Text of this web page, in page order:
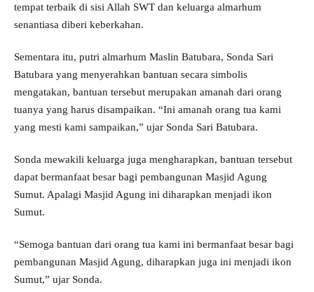
tempat terbaik di sisi Allah SWT dan keluarga almarhum
senantiasa diberi keberkahan.
Sementara itu, putri almarhum Maslin Batubara, Sonda Sari
Batubara yang menyerahkan bantuan secara simbolis
mengatakan, bantuan tersebut merupakan amanah dari orang
tuanya yang harus disampaikan. “Ini amanah orang tua kami
yang mesti kami sampaikan,” ujar Sonda Sari Batubara.
Sonda mewakili keluarga juga mengharapkan, bantuan tersebut
dapat bermanfaat besar bagi pembangunan Masjid Agung
Sumut. Apalagi Masjid Agung ini diharapkan menjadi ikon
Sumut.
“Semoga bantuan dari orang tua kami ini bermanfaat besar bagi
pembangunan Masjid Agung, diharapkan juga ini menjadi ikon
Sumut,” ujar Sonda.